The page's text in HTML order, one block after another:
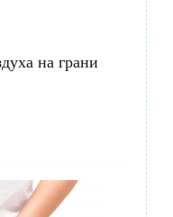
на грани